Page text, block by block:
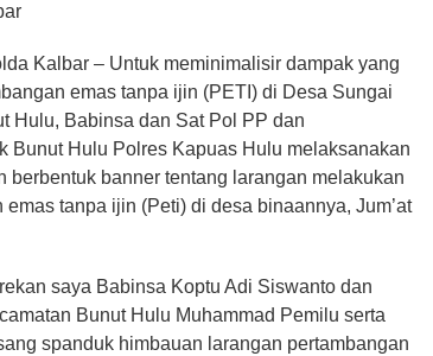
Kalbar – Untuk meminimalisir dampak yang
emas tanpa ijin (PETI) di Desa Sungai
Hulu, Babinsa dan Sat Pol PP dan
Bunut Hulu Polres Kapuas Hulu melaksanakan
berbentuk banner tentang larangan melakukan
emas tanpa ijin (Peti) di desa binaannya, Jum’at
saya Babinsa Koptu Adi Siswanto dan
Bunut Hulu Muhammad Pemilu serta
spanduk himbauan larangan pertambangan